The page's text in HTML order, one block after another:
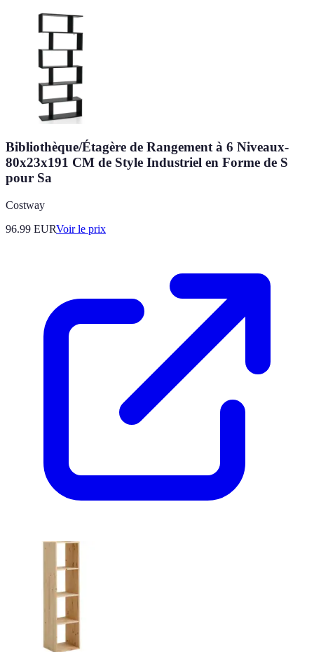
Bibliothèque/Étagère de Rangement à 6 Niveaux-
80x23x191 CM de Style Industriel en Forme de S
pour Sa
Costway
96.99 EURVoir le prix